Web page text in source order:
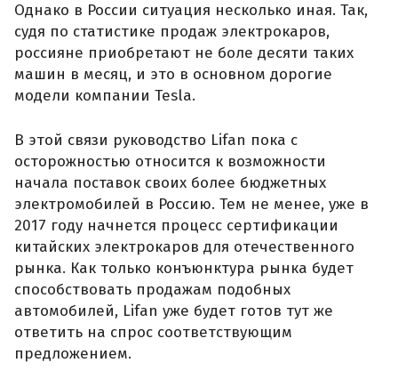
Однако в России ситуация несколько иная. Так,
судя по статистике продаж электрокаров,
россияне приобретают не боле десяти таких
машин в месяц, и это в основном дорогие
модели компании Tesla.
В этой связи руководство Lifan пока с
осторожностью относится к возможности
начала поставок своих более бюджетных
электромобилей в Россию. Тем не менее, уже в
2017 году начнется процесс сертификации
китайских электрокаров для отечественного
рынка. Как только конъюнктура рынка будет
способствовать продажам подобных
автомобилей, Lifan уже будет готов тут же
ответить на спрос соответствующим
предложением.